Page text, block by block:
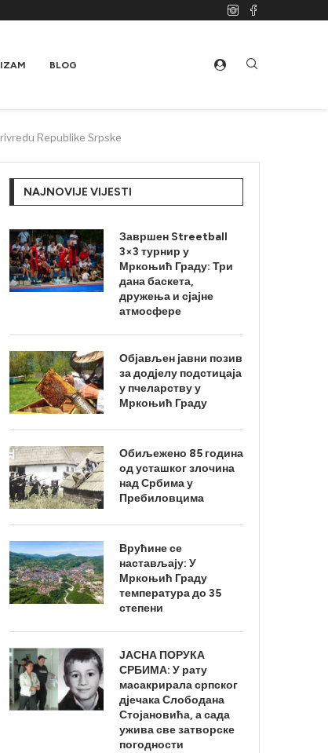
BLOG
Republike Srpske
NAJNOVIJE VIJESTI
Завршен Streetball
3×3 турнир у
Мркоњић Граду: Три
дана баскета,
дружења и сјајне
атмосфере
Објављен јавни позив
за додјелу подстицаја
у пчеларству у
Мркоњић Граду
Обиљежено 85 година
од усташког злочина
над Србима у
Пребиловцима
Врућине се
настављају: У
Мркоњић Граду
температура до 35
степени
ЈАСНА ПОРУКА
СРБИМА: У рату
масакрирала српског
дјечака Слободана
Стојановића, а сада
ужива све затворске
погодности